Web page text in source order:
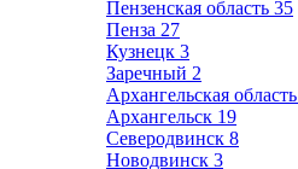
Пензенская область 35
Пенза 27
Кузнецк 3
Заречный 2
Архангельская область
Архангельск 19
Северодвинск 8
Новодвинск 3